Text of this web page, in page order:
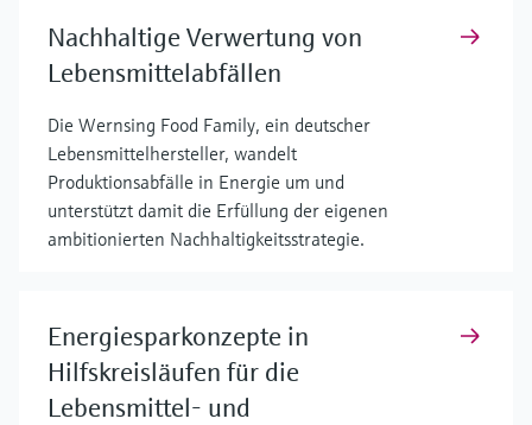
Nachhaltige Verwertung von
Lebensmittelabfällen
Die Wernsing Food Family, ein deutscher
Lebensmittelhersteller, wandelt
Produktionsabfälle in Energie um und
unterstützt damit die Erfüllung der eigenen
ambitionierten Nachhaltigkeitsstrategie.
Energiesparkonzepte in
Hilfskreisläufen für die
Lebensmittel- und